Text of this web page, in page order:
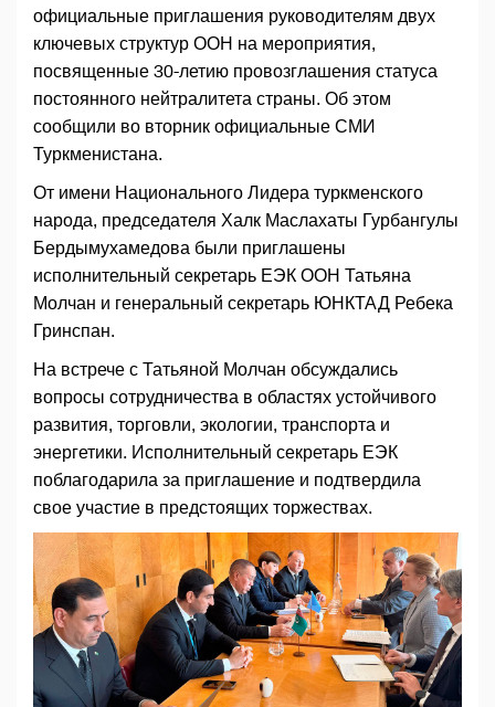
официальные приглашения руководителям двух
ключевых структур ООН на мероприятия,
посвященные 30-летию провозглашения статуса
постоянного нейтралитета страны. Об этом
сообщили во вторник официальные СМИ
Туркменистана.
От имени Национального Лидера туркменского
народа, председателя Халк Маслахаты Гурбангулы
Бердымухамедова были приглашены
исполнительный секретарь ЕЭК ООН Татьяна
Молчан и генеральный секретарь ЮНКТАД Ребека
Гринспан.
На встрече с Татьяной Молчан обсуждались
вопросы сотрудничества в областях устойчивого
развития, торговли, экологии, транспорта и
энергетики. Исполнительный секретарь ЕЭК
поблагодарила за приглашение и подтвердила
свое участие в предстоящих торжествах.